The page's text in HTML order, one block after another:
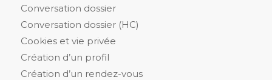
Conversation dossier
Conversation dossier (HC)
Cookies et vie privée
Création d’un profil
Création d’un rendez-vous